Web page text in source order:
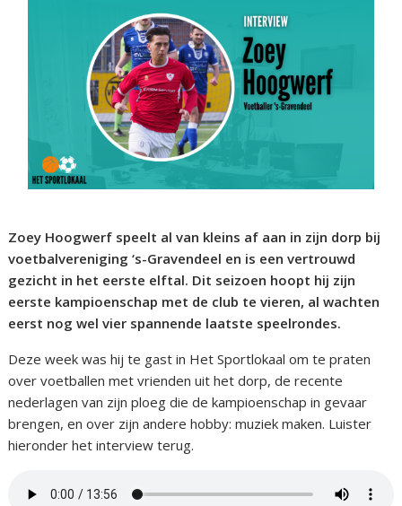
Zoey Hoogwerf speelt al van kleins af aan in zijn dorp bij
voetbalvereniging ‘s-Gravendeel en is een vertrouwd
gezicht in het eerste elftal. Dit seizoen hoopt hij zijn
eerste kampioenschap met de club te vieren, al wachten
eerst nog wel vier spannende laatste speelrondes.
Deze week was hij te gast in Het Sportlokaal om te praten
over voetballen met vrienden uit het dorp, de recente
nederlagen van zijn ploeg die de kampioenschap in gevaar
brengen, en over zijn andere hobby: muziek maken. Luister
hieronder het interview terug.